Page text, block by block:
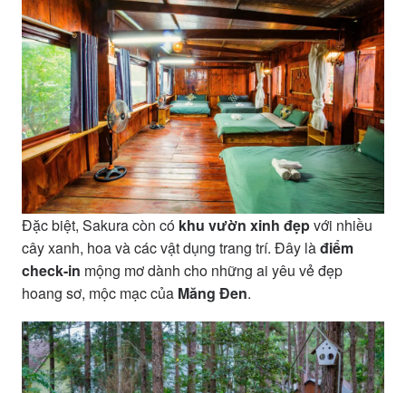
Đặc biệt, Sakura còn có khu vườn xinh đẹpvới nhiều
cây xanh, hoa và các vật dụng trang trí. Đây làđiểm
check-in mộng mơ dành cho những ai yêu vẻ đẹp
hoang sơ, mộc mạc của Măng Đen.